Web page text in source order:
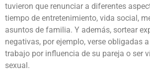
tuvieron que renunciar a diferentes
tiempo de entretenimiento, vida social,
asuntos de familia. Y además, sortear
negativas, por ejemplo, verse obligadas
trabajo por influencia de su pareja o ser
sexual.